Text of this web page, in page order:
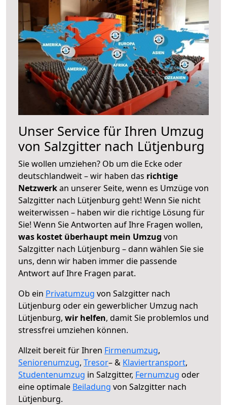
Unser Service für Ihren Umzug
von Salzgitter nach Lütjenburg
Sie wollen umziehen? Ob um die Ecke oder
deutschlandweit – wir haben das richtige
Netzwerkan unserer Seite, wenn es Umzüge von
Salzgitter nach Lütjenburg geht! Wenn Sie nicht
weiterwissen – haben wir die richtige Lösung für
Sie! Wenn Sie Antworten auf Ihre Fragen wollen,
was kostet überhaupt mein Umzug von
Salzgitter nach Lütjenburg – dann wählen Sie sie
uns, denn wir haben immer die passende
Antwort auf Ihre Fragen parat.
Ob ein Privatumzug von Salzgitter nach
Lütjenburg oder ein gewerblicher Umzug nach
Lütjenburg, wir helfen, damit Sie problemlos und
stressfrei umziehen können.
Allzeit bereit für Ihren Firmenumzug,
Seniorenumzug, Tresor– & Klaviertransport,
Studentenumzug in Salzgitter, Fernumzug oder
eine optimale Beiladung von Salzgitter nach
Lütjenburg.